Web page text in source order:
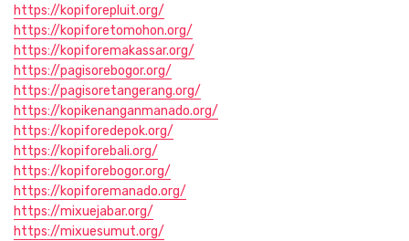
https://kopiforepluit.org/
https://kopiforetomohon.org/
https://kopiforemakassar.org/
https://pagisorebogor.org/
https://pagisoretangerang.org/
https://kopikenanganmanado.org/
https://kopiforedepok.org/
https://kopiforebali.org/
https://kopiforebogor.org/
https://kopiforemanado.org/
https://mixuejabar.org/
https://mixuesumut.org/